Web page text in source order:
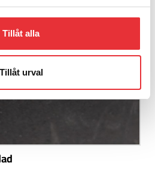
Tillåt alla
Tillåt urval